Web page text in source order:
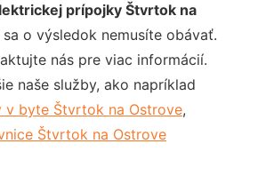
prípojky Štvrtok na
sa o výsledok nemusíte obávať.
nás pre viac informácií.
naše služby, ako napríklad
v byte Štvrtok na Ostrove,
Štvrtok na Ostrove